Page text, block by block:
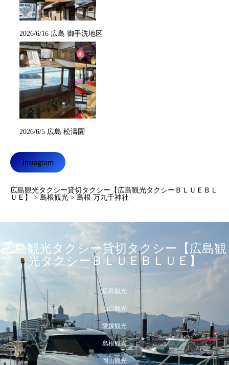
2026/6/16 広島 御手洗地区
2026/6/5 広島 松濤園
Instagram
広島観光タクシー貸切タクシー【広島観光タクシーＢＬＵＥＢＬ
ＵＥ】
> 島根観光 > 島根 万九千神社
広島観光タクシー貸切タクシー【広島観
光タクシーＢＬＵＥＢＬＵＥ】
広島観光
山口観光
愛媛観光
島根観光
岡山観光